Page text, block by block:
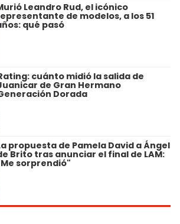
Leandro Rud, el icónico
de modelos, a los 51
qué pasó
cuánto midió la salida de
de Gran Hermano
Dorada
propuesta de Pamela David a Ángel
Brito tras anunciar el final de LAM:
sorprendió"